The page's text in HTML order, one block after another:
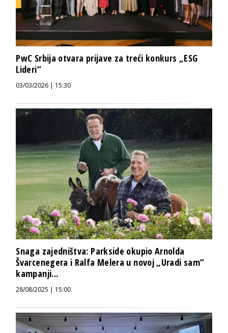
PwC Srbija otvara prijave za treći konkurs „ESG
Lideri“
03/03/2026 | 15:30
Snaga zajedništva: Parkside okupio Arnolda
Švarcenegera i Ralfa Melera u novoj „Uradi sam“
kampanji...
28/08/2025 | 15:00